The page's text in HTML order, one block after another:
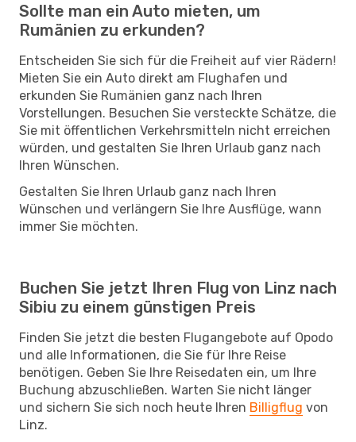
Sollte man ein Auto mieten, um
Rumänien zu erkunden?
Entscheiden Sie sich für die Freiheit auf vier Rädern!
Mieten Sie ein Auto direkt am Flughafen und
erkunden Sie Rumänien ganz nach Ihren
Vorstellungen. Besuchen Sie versteckte Schätze, die
Sie mit öffentlichen Verkehrsmitteln nicht erreichen
würden, und gestalten Sie Ihren Urlaub ganz nach
Ihren Wünschen.
Gestalten Sie Ihren Urlaub ganz nach Ihren
Wünschen und verlängern Sie Ihre Ausflüge, wann
immer Sie möchten.
Buchen Sie jetzt Ihren Flug von Linz nach
Sibiu zu einem günstigen Preis
Finden Sie jetzt die besten Flugangebote auf Opodo
und alle Informationen, die Sie für Ihre Reise
benötigen. Geben Sie Ihre Reisedaten ein, um Ihre
Buchung abzuschließen. Warten Sie nicht länger
und sichern Sie sich noch heute Ihren Billigflug von
Linz.